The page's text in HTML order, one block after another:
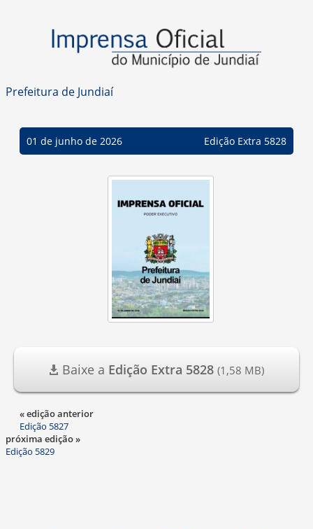
Prefeitura de Jundiaí
01 de junho de 2026 Edição Extra 5828
Baixe a Edição Extra 5828 (1,58 MB)
« edição anterior
Edição 5827
próxima edição »
Edição 5829